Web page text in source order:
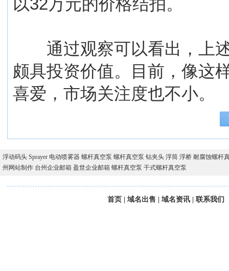
以32万元的价格结拍。
通过观察可以看出，上述
颇具投资价值。目前，像这
喜爱，市场关注度也不小。
浮动码头 Sprayer 电动喷雾器 螺杆真空泵 螺杆真空泵 钻夹头 浮筒 浮桥 耐腐蚀螺杆
州网站制作 台州企业邮箱 盈世企业邮箱 螺杆真空泵 干式螺杆真空泵
首页 域名出售 域名资讯 联系我们